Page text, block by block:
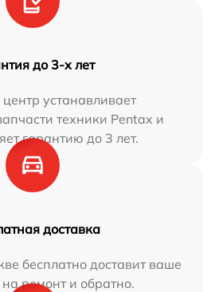
до 3-х лет
устанавливает
техники Pentax и
гарантию до 3 лет.
доставка
бесплатно доставит ваше
на ремонт и обратно.